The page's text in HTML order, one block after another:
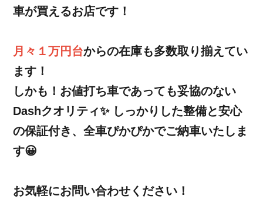
車が買えるお店です！
月々１万円台からの在庫も多数取り揃えてい
ます！
しかも！お値打ち車であっても妥協のない
Dashクオリティ✨ しっかりした整備と安心
の保証付き、全車ぴかぴかでご納車いたしま
す😀
お気軽にお問い合わせください！